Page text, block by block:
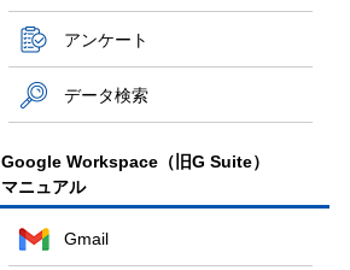
アンケート
データ検索
Google Workspace（旧G Suite）
マニュアル
Gmail